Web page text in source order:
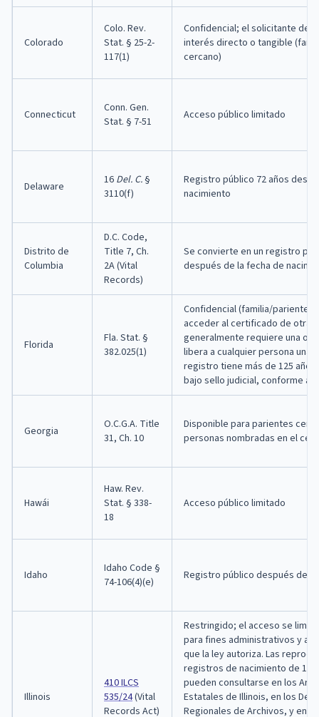
Colorado
Colo. Rev.
Stat. § 25-2-
117(1)
Confidencial; el solicitante
interés directo o tangible
cercano)
Connecticut
Conn. Gen.
Stat. § 7-51
Acceso público limitado
Delaware 16 Del. C.§
3110(f)
Registro público 72 años
nacimiento
Distrito de
Columbia
D.C. Code,
Title 7, Ch.
2A (Vital
Records)
Se convierte en un registro
después de la fecha de
Florida
Fla. Stat. §
382.025(1)
Confidencial (familia/parientes
acceder al certificado de otra
generalmente requiere una
libera a cualquier persona una
registro tiene más de 125 años
bajo sello judicial, conforme al
Georgia
O.C.G.A. Title
31, Ch. 10
Disponible para parientes
personas nombradas en el
Hawái
Haw. Rev.
Stat. § 338-
18
Acceso público limitado
Idaho
Idaho Code §
74-106(4)(e)
Registro público después de
Illinois
410 ILCS
535/24(Vital
Records Act)
Restringido; el acceso se
para fines administrativos y a
que la ley autoriza. Las
registros de nacimiento de 100
pueden consultarse en los
Estatales de Illinois, en los
Regionales de Archivos, y en